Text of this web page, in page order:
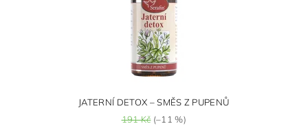
JATERNÍ DETOX – SMĚS Z PUPENŮ
191 Kč(–11 %)